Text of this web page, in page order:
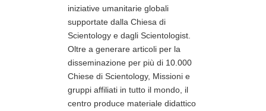
iniziative umanitarie globali
supportate dalla Chiesa di
Scientology e dagli Scientologist.
Oltre a generare articoli per la
disseminazione per più di 10.000
Chiese di Scientology, Missioni e
gruppi affiliati in tutto il mondo, il
centro produce materiale didattico